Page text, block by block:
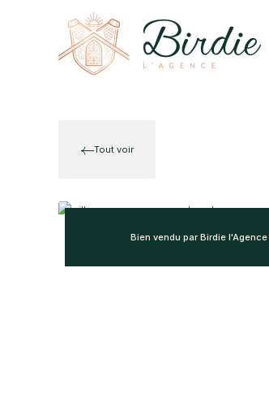
Tout voir
Bien vendu par Birdie l'Agence